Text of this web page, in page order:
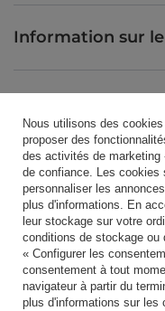
Information sur
Raccourci
Blog
Nous utilisons des
proposer des
des activités de marketing
de confiance. Les cookies
personnaliser les
plus d'informations. En
leur stockage sur votre
conditions de stockage ou
« Configurer les
consentement à tout
navigateur à partir du
plus d'informations sur les